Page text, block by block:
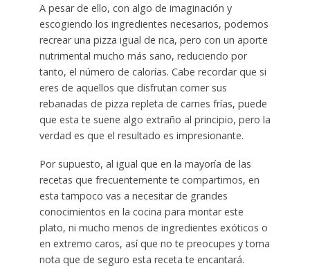
A pesar de ello, con algo de imaginación y
escogiendo los ingredientes necesarios, podemos
recrear una pizza igual de rica, pero con un aporte
nutrimental mucho más sano, reduciendo por
tanto, el número de calorías. Cabe recordar que si
eres de aquellos que disfrutan comer sus
rebanadas de pizza repleta de carnes frías, puede
que esta te suene algo extraño al principio, pero la
verdad es que el resultado es impresionante.
Por supuesto, al igual que en la mayoría de las
recetas que frecuentemente te compartimos, en
esta tampoco vas a necesitar de grandes
conocimientos en la cocina para montar este
plato, ni mucho menos de ingredientes exóticos o
en extremo caros, así que no te preocupes y toma
nota que de seguro esta receta te encantará.